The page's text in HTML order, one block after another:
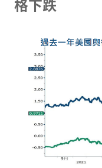
格下跌